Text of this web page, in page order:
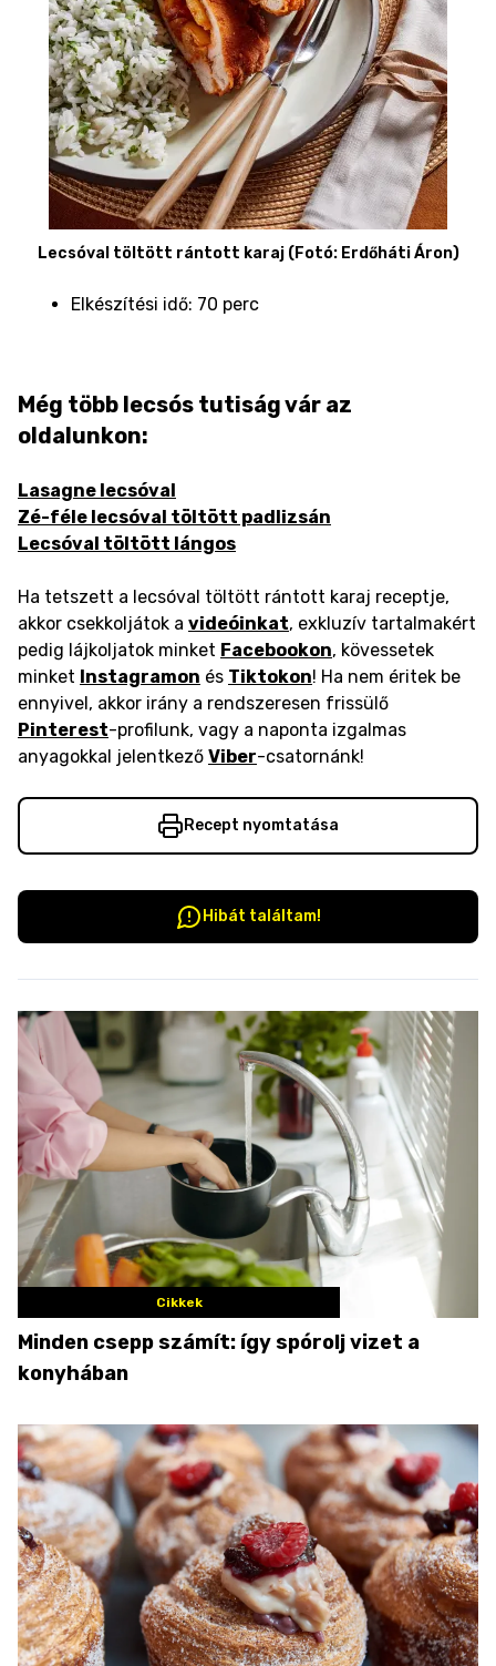
Lecsóval töltött rántott karaj (Fotó: Erdőháti Áron)
Elkészítési idő: 70 perc
Még több lecsós tutiság vár az
oldalunkon:
Lasagne lecsóval
Zé-féle lecsóval töltött padlizsán
Lecsóval töltött lángos
Ha tetszett a lecsóval töltött rántott karaj receptje,
akkor csekkoljátok a videóinkat, exkluzív tartalmakért
pedig lájkoljatok minket Facebookon, kövessetek
minket Instagramon és Tiktokon! Ha nem éritek be
ennyivel, akkor irány a rendszeresen frissülő
Pinterest-profilunk, vagy a naponta izgalmas
anyagokkal jelentkező Viber-csatornánk!
Recept nyomtatása
Hibát találtam!
Cikkek
Minden csepp számít: így spórolj vizet a
konyhában